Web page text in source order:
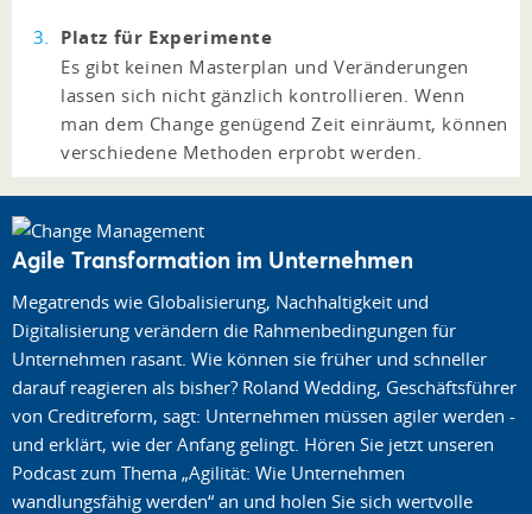
Platz für Experimente
Es gibt keinen Masterplan und Veränderungen
lassen sich nicht gänzlich kontrollieren. Wenn
man dem Change genügend Zeit einräumt, können
verschiedene Methoden erprobt werden.
Agile Transformation im Unternehmen
Megatrends wie Globalisierung, Nachhaltigkeit und
Digitalisierung verändern die Rahmenbedingungen für
Unternehmen rasant. Wie können sie früher und schneller
darauf reagieren als bisher? Roland Wedding, Geschäftsführer
von Creditreform, sagt: Unternehmen müssen agiler werden -
und erklärt, wie der Anfang gelingt. Hören Sie jetzt unseren
Podcast zum Thema „Agilität: Wie Unternehmen
wandlungsfähig werden“ an und holen Sie sich wertvolle